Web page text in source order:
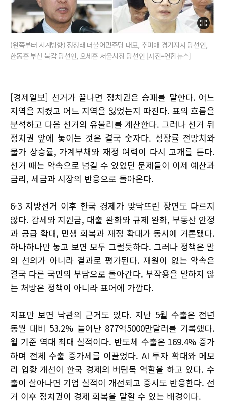
(왼쪽부터 시계방향) 정청래 더불어민주당 대표, 추미애 경기지사 당선인,
한동훈 부산 북갑 당선인, 오세훈 서울시장 당선인 [사진=연합뉴스]
[경제일보] 선거가 끝나면 정치권은 승패를 말한다. 어느
지역을 지켰고 어느 지역을 잃었는지 따진다. 표의 흐름을
분석하고 다음 선거의 유불리를 계산한다. 그러나 선거 뒤
정치권 앞에 놓이는 것은 결국 숫자다. 성장률 전망치와
물가 상승률, 가계부채와 재정 여력이 다시 고개를 든다.
선거 때는 약속으로 넘길 수 있었던 문제들이 이제 예산과
금리, 세금과 시장의 반응으로 돌아온다.
6·3 지방선거 이후 한국 경제가 맞닥뜨린 장면도 다르지
않다. 감세와 지원금, 대출 완화와 규제 완화, 부동산 안정
과 공급 확대, 민생 회복과 재정 확대가 동시에 거론됐다.
하나하나만 놓고 보면 모두 그럴듯하다. 그러나 정책은 말
의 선의가 아니라 결과로 평가된다. 재원이 없는 약속은
결국 다른 국민의 부담으로 돌아간다. 부작용을 말하지 않
는 처방은 정책이 아니라 표어에 가깝다.
지표만 보면 낙관의 근거도 있다. 지난 5월 수출은 전년
동월 대비 53.2% 늘어난 877억5000만달러를 기록했다.
월 기준 역대 최대 실적이다. 반도체 수출은 169.4% 증가
하며 전체 수출 증가세를 이끌었다. AI 투자 확대와 메모
리 업황 개선이 한국 경제의 버팀목 역할을 하고 있다. 수
출이 살아나면 기업 실적이 개선되고 증시도 반응한다. 선
거 이후 정치권이 경제 회복을 말할 수 있는 배경이다.